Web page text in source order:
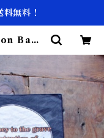
無料！
Band
仙台 bi
販】